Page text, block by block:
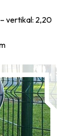
vertikal: 2,20